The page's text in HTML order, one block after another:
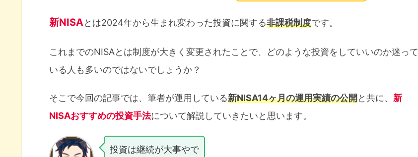
新NISAとは2024年から生まれ変わった投資に関する非課税制度です。
これまでのNISAとは制度が大きく変更されたことで、どのような投資をしていいのか迷って
いる人も多いのではないでしょうか？
そこで今回の記事では、筆者が運用している新NISA14ヶ月の運用実績の公開と共に、 新
NISAおすすめの投資手法について解説していきたいと思います。
投資は継続が大事やで